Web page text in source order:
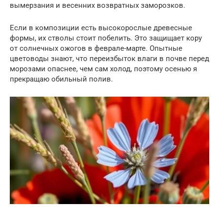
вымерзания и весенних возвратных заморозков.
Если в композиции есть высокорослые древесные
формы, их стволы стоит побелить. Это защищает кору
от солнечных ожогов в феврале-марте. Опытные
цветоводы знают, что переизбыток влаги в почве перед
морозами опаснее, чем сам холод, поэтому осенью я
прекращаю обильный полив.